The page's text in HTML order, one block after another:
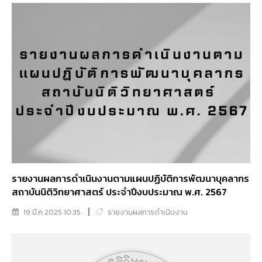
รายงานผลการดำเนินงานตามแผนปฏิบัติการพัฒนาบุคลากร
สถาบันนิติวิทยาศาสตร์ ประจำปีงบประมาณ พ.ศ. 2567
19 มี.ค 2025 10:35 รายงานผลการดำเนินงาน